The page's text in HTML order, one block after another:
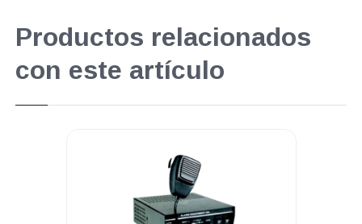
Productos relacionados
con este artículo